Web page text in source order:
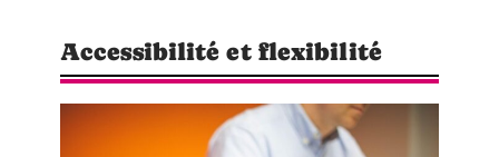
Accessibilité et flexibilité